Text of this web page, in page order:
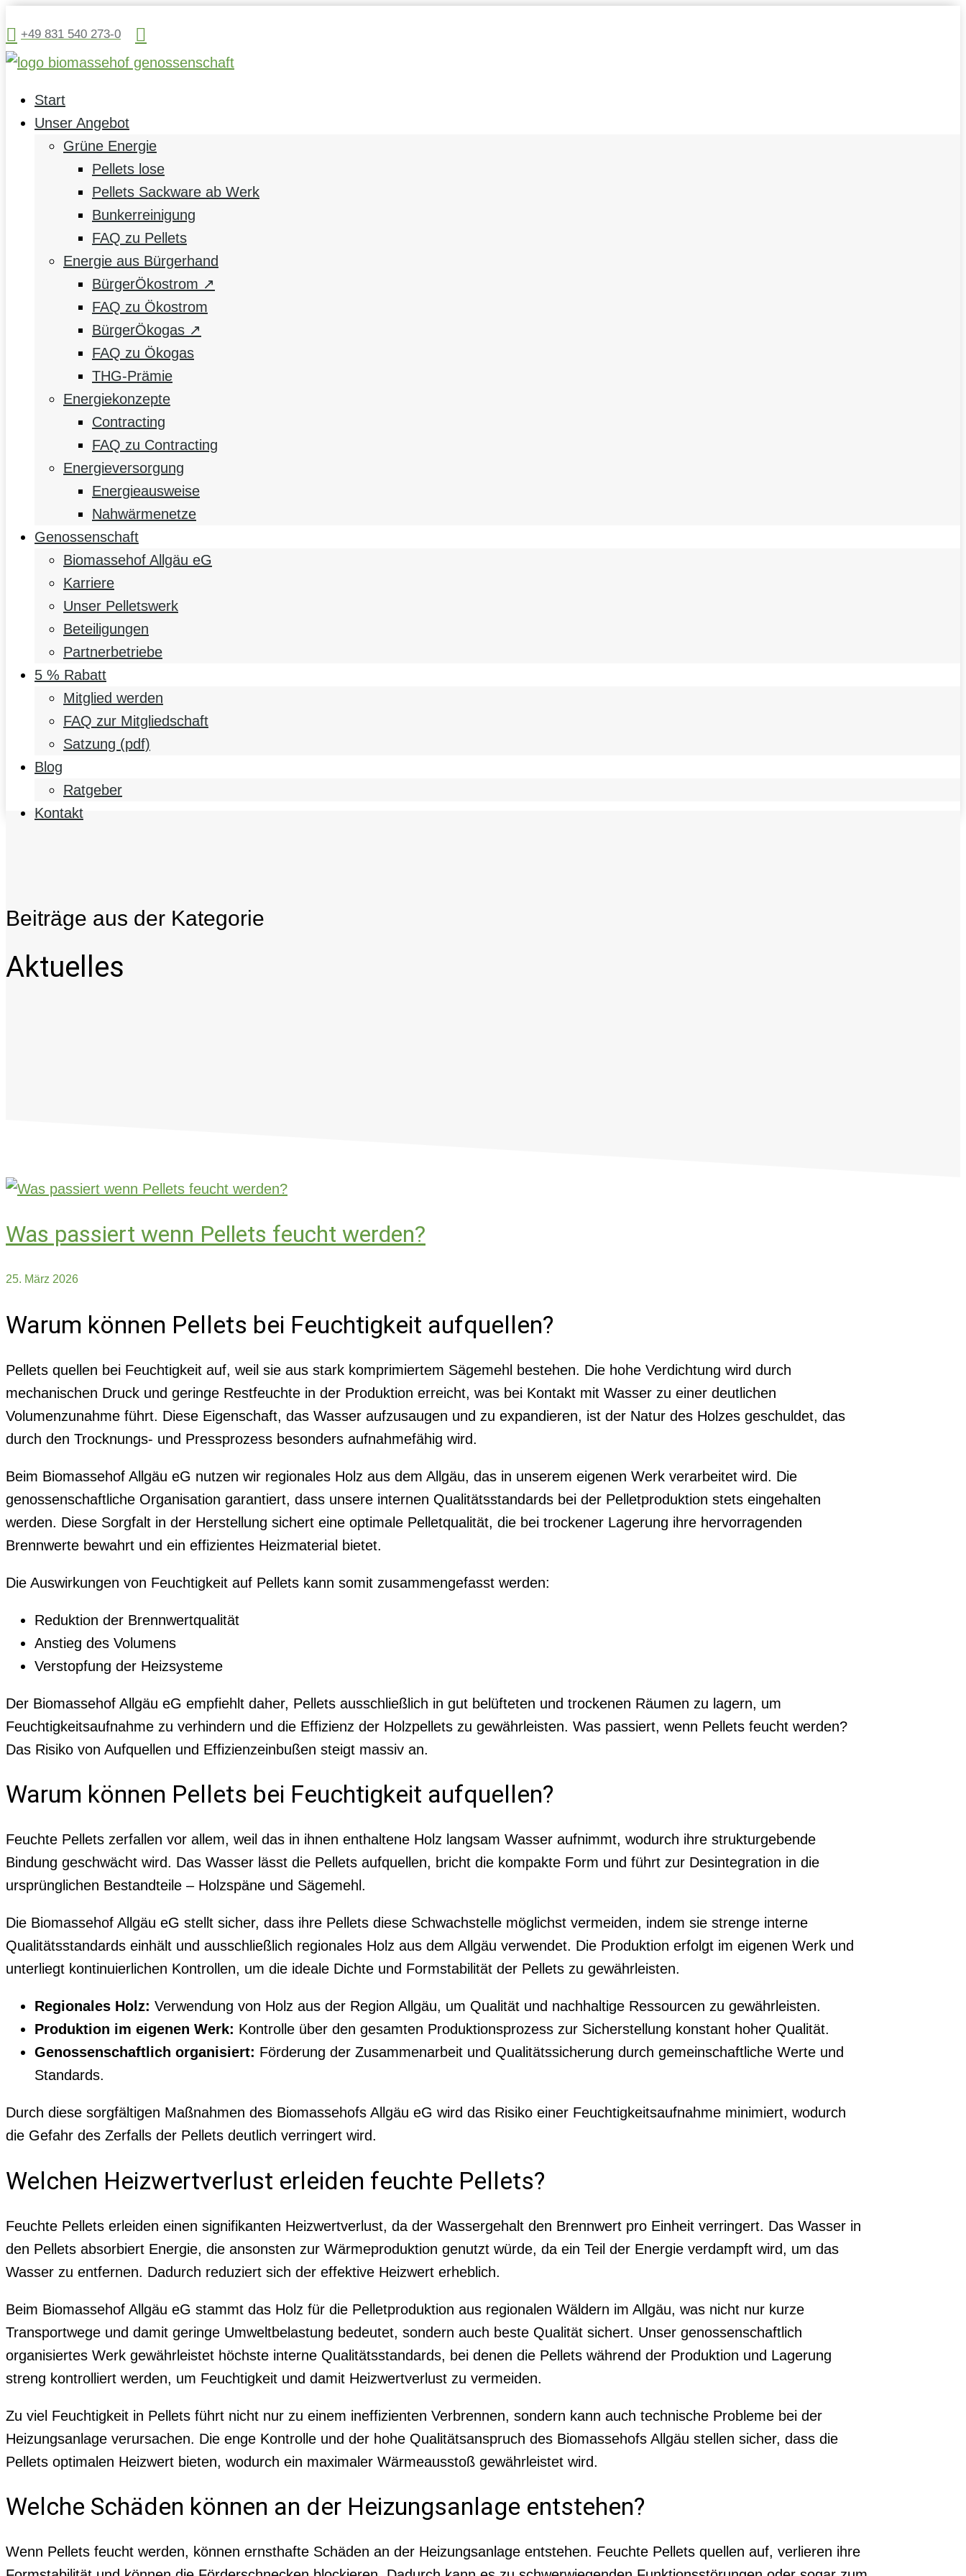
 +49 831 540 273-0 
Start
Unser Angebot
Grüne Energie
Pellets lose
Pellets Sackware ab Werk
Bunkerreinigung
FAQ zu Pellets
Energie aus Bürgerhand
BürgerÖkostrom ↗
FAQ zu Ökostrom
BürgerÖkogas ↗
FAQ zu Ökogas
THG-Prämie
Energiekonzepte
Contracting
FAQ zu Contracting
Energieversorgung
Energieausweise
Nahwärmenetze
Genossenschaft
Biomassehof Allgäu eG
Karriere
Unser Pelletswerk
Beteiligungen
Partnerbetriebe
5 % Rabatt
Mitglied werden
FAQ zur Mitgliedschaft
Satzung (pdf)
Blog
Ratgeber
Kontakt
Beiträge aus der Kategorie
Aktuelles
Was passiert wenn Pellets feucht werden?
25. März 2026
Warum können Pellets bei Feuchtigkeit aufquellen?
Pellets quellen bei Feuchtigkeit auf, weil sie aus stark komprimiertem Sägemehl bestehen. Die hohe Verdichtung wird durch
mechanischen Druck und geringe Restfeuchte in der Produktion erreicht, was bei Kontakt mit Wasser zu einer deutlichen
Volumenzunahme führt. Diese Eigenschaft, das Wasser aufzusaugen und zu expandieren, ist der Natur des Holzes geschuldet, das
durch den Trocknungs- und Pressprozess besonders aufnahmefähig wird.
Beim Biomassehof Allgäu eG nutzen wir regionales Holz aus dem Allgäu, das in unserem eigenen Werk verarbeitet wird. Die
genossenschaftliche Organisation garantiert, dass unsere internen Qualitätsstandards bei der Pelletproduktion stets eingehalten
werden. Diese Sorgfalt in der Herstellung sichert eine optimale Pelletqualität, die bei trockener Lagerung ihre hervorragenden
Brennwerte bewahrt und ein effizientes Heizmaterial bietet.
Die Auswirkungen von Feuchtigkeit auf Pellets kann somit zusammengefasst werden:
Reduktion der Brennwertqualität
Anstieg des Volumens
Verstopfung der Heizsysteme
Der Biomassehof Allgäu eG empfiehlt daher, Pellets ausschließlich in gut belüfteten und trockenen Räumen zu lagern, um
Feuchtigkeitsaufnahme zu verhindern und die Effizienz der Holzpellets zu gewährleisten. Was passiert, wenn Pellets feucht werden?
Das Risiko von Aufquellen und Effizienzeinbußen steigt massiv an.
Warum können Pellets bei Feuchtigkeit aufquellen?
Feuchte Pellets zerfallen vor allem, weil das in ihnen enthaltene Holz langsam Wasser aufnimmt, wodurch ihre strukturgebende
Bindung geschwächt wird. Das Wasser lässt die Pellets aufquellen, bricht die kompakte Form und führt zur Desintegration in die
ursprünglichen Bestandteile – Holzspäne und Sägemehl.
Die Biomassehof Allgäu eG stellt sicher, dass ihre Pellets diese Schwachstelle möglichst vermeiden, indem sie strenge interne
Qualitätsstandards einhält und ausschließlich regionales Holz aus dem Allgäu verwendet. Die Produktion erfolgt im eigenen Werk und
unterliegt kontinuierlichen Kontrollen, um die ideale Dichte und Formstabilität der Pellets zu gewährleisten.
Regionales Holz: Verwendung von Holz aus der Region Allgäu, um Qualität und nachhaltige Ressourcen zu gewährleisten.
Produktion im eigenen Werk: Kontrolle über den gesamten Produktionsprozess zur Sicherstellung konstant hoher Qualität.
Genossenschaftlich organisiert: Förderung der Zusammenarbeit und Qualitätssicherung durch gemeinschaftliche Werte und
Standards.
Durch diese sorgfältigen Maßnahmen des Biomassehofs Allgäu eG wird das Risiko einer Feuchtigkeitsaufnahme minimiert, wodurch
die Gefahr des Zerfalls der Pellets deutlich verringert wird.
Welchen Heizwertverlust erleiden feuchte Pellets?
Feuchte Pellets erleiden einen signifikanten Heizwertverlust, da der Wassergehalt den Brennwert pro Einheit verringert. Das Wasser in
den Pellets absorbiert Energie, die ansonsten zur Wärmeproduktion genutzt würde, da ein Teil der Energie verdampft wird, um das
Wasser zu entfernen. Dadurch reduziert sich der effektive Heizwert erheblich.
Beim Biomassehof Allgäu eG stammt das Holz für die Pelletproduktion aus regionalen Wäldern im Allgäu, was nicht nur kurze
Transportwege und damit geringe Umweltbelastung bedeutet, sondern auch beste Qualität sichert. Unser genossenschaftlich
organisiertes Werk gewährleistet höchste interne Qualitätsstandards, bei denen die Pellets während der Produktion und Lagerung
streng kontrolliert werden, um Feuchtigkeit und damit Heizwertverlust zu vermeiden.
Zu viel Feuchtigkeit in Pellets führt nicht nur zu einem ineffizienten Verbrennen, sondern kann auch technische Probleme bei der
Heizungsanlage verursachen. Die enge Kontrolle und der hohe Qualitätsanspruch des Biomassehofs Allgäu stellen sicher, dass die
Pellets optimalen Heizwert bieten, wodurch ein maximaler Wärmeausstoß gewährleistet wird.
Welche Schäden können an der Heizungsanlage entstehen?
Wenn Pellets feucht werden, können ernsthafte Schäden an der Heizungsanlage entstehen. Feuchte Pellets quellen auf, verlieren ihre